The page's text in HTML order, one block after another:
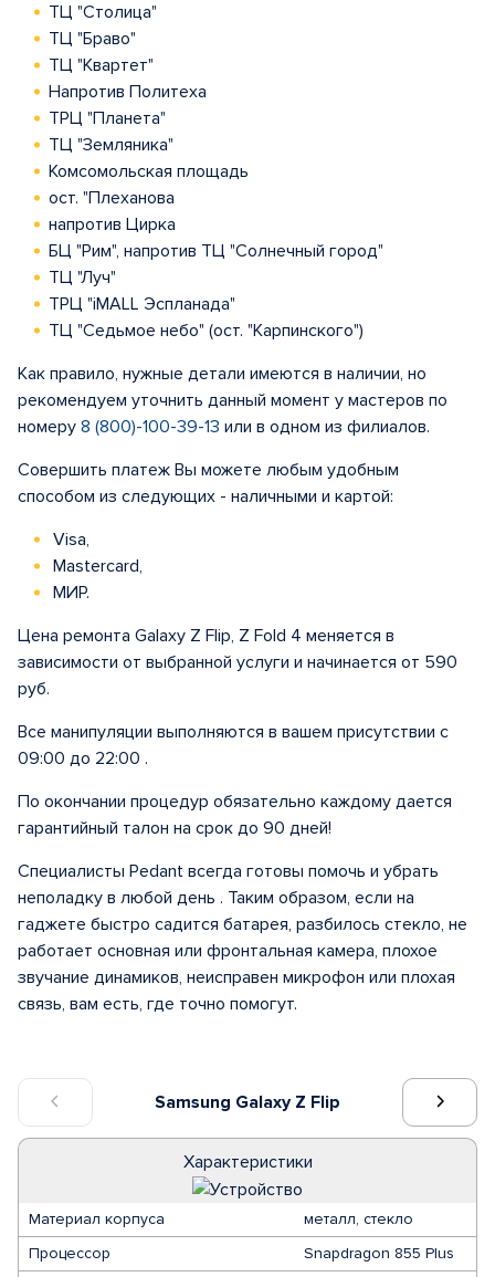
Samsung Galaxy Z Flip
Характеристики
Материал корпуса
металл, стекло
Процессор
Snapdragon 855 Plus
ТЦ "Столица"
ТЦ "Браво"
ТЦ "Квартет"
Напротив Политеха
ТРЦ "Планета"
ТЦ "Земляника"
Комсомольская площадь
ост. "Плеханова
напротив Цирка
БЦ "Рим", напротив ТЦ "Солнечный город"
ТЦ "Луч"
ТРЦ "iMALL Эспланада"
ТЦ "Седьмое небо" (ост. "Карпинского")
Как правило, нужные детали имеются в наличии, но
рекомендуем уточнить данный момент у мастеров по
номеру 8 (800)-100-39-13 или в одном из филиалов.
Совершить платеж Вы можете любым удобным
способом из следующих - наличными и картой:
Visa,
Mastercard,
МИР.
Цена ремонта Galaxy Z Flip, Z Fold 4 меняется в
зависимости от выбранной услуги и начинается от 590
руб.
Все манипуляции выполняются в вашем присутствии с
09:00 до 22:00 .
По окончании процедур обязательно каждому дается
гарантийный талон на срок до 90 дней!
Специалисты Pedant всегда готовы помочь и убрать
неполадку в любой день . Таким образом, если на
гаджете быстро садится батарея, разбилось стекло, не
работает основная или фронтальная камера, плохое
звучание динамиков, неисправен микрофон или плохая
связь, вам есть, где точно помогут.